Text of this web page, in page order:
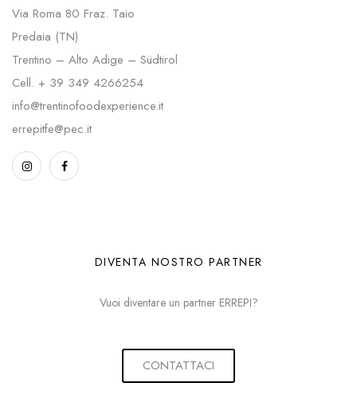
Via Roma 80 Fraz. Taio
Predaia (TN)
Trentino – Alto Adige – Südtirol
Cell. + 39 349 4266254
info@trentinofoodexperience.it
errepitfe@pec.it
DIVENTA NOSTRO PARTNER
Vuoi diventare un partner ERREPI?
CONTATTACI